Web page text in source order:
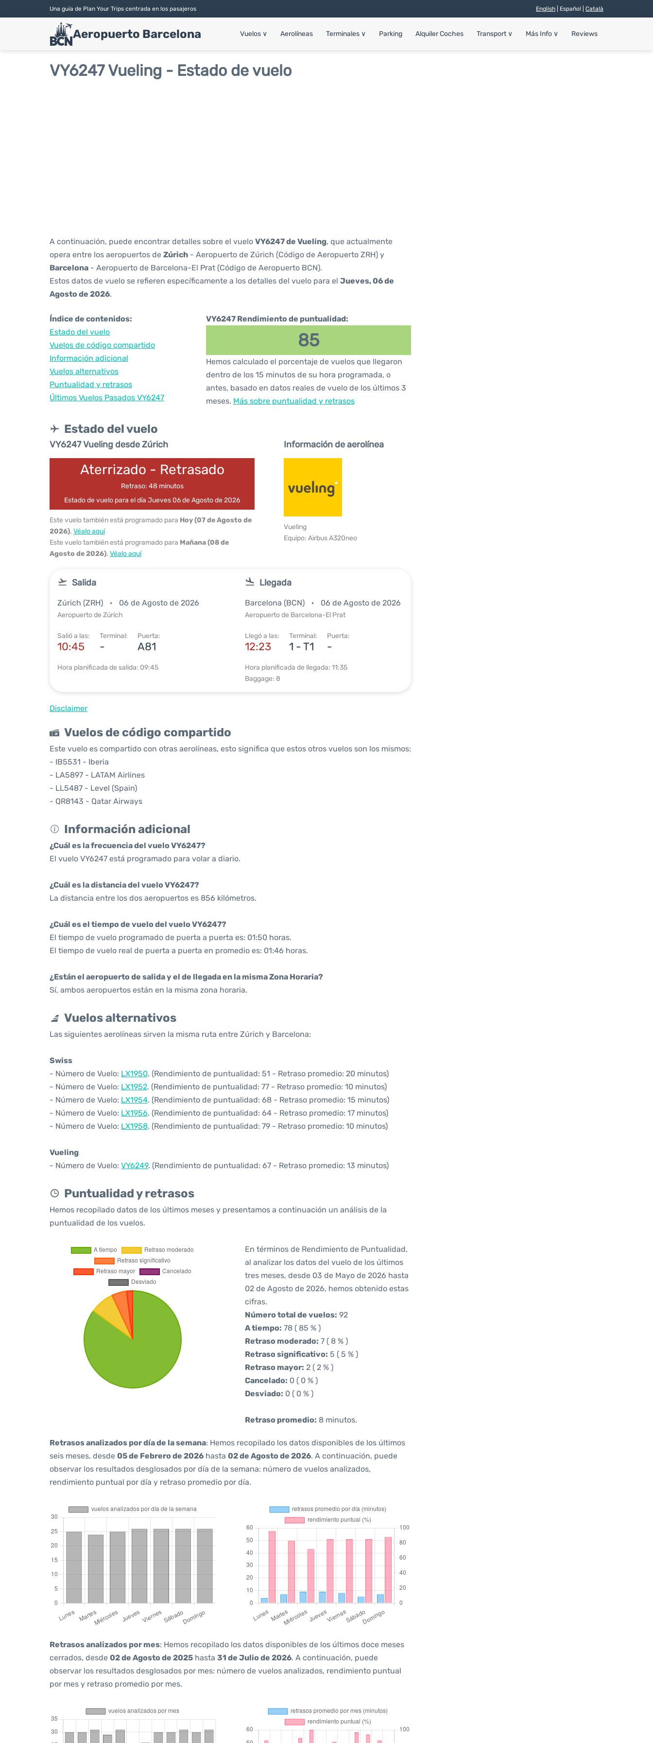
Una guía de Plan Your Trips centrada en los pasajeros English | Español | Català
Aeropuerto Barcelona Vuelos ∨ Aerolíneas Terminales ∨ Parking Alquiler Coches Transport ∨ Más Info ∨ Reviews
VY6247 Vueling - Estado de vuelo
A continuación, puede encontrar detalles sobre el vuelo VY6247 de Vueling, que actualmente
opera entre los aeropuertos de Zúrich - Aeropuerto de Zúrich (Código de Aeropuerto ZRH) y
Barcelona - Aeropuerto de Barcelona-El Prat (Código de Aeropuerto BCN).
Estos datos de vuelo se refieren específicamente a los detalles del vuelo para el Jueves, 06 de
Agosto de 2026.
Índice de contenidos:
Estado del vuelo
Vuelos de código compartido
Información adicional
Vuelos alternativos
Puntualidad y retrasos
Últimos Vuelos Pasados VY6247
VY6247 Rendimiento de puntualidad:
85
Hemos calculado el porcentaje de vuelos que llegaron
dentro de los 15 minutos de su hora programada, o
antes, basado en datos reales de vuelo de los últimos 3
meses. Más sobre puntualidad y retrasos
Estado del vuelo
VY6247 Vueling desde Zúrich
Aterrizado - Retrasado
Retraso: 48 minutos
Estado de vuelo para el día Jueves 06 de Agosto de 2026
Este vuelo también está programado para Hoy (07 de Agosto de
2026). Véalo aquí
Este vuelo también está programado para Mañana (08 de
Agosto de 2026). Véalo aquí
Información de aerolínea
Vueling
Equipo: Airbus A320neo
Salida
Zúrich (ZRH) 06 de Agosto de 2026
Aeropuerto de Zúrich
Salió a las:
10:45
Terminal:
-
Puerta:
A81
Hora planificada de salida: 09:45
Llegada
Barcelona (BCN) 06 de Agosto de 2026
Aeropuerto de Barcelona-El Prat
Llegó a las:
12:23
Terminal:
1 - T1
Puerta:
-
Hora planificada de llegada: 11:35
Baggage: 8
Disclaimer
Vuelos de código compartido
Este vuelo es compartido con otras aerolíneas, esto significa que estos otros vuelos son los mismos:
- IB5531 - Iberia
- LA5897 - LATAM Airlines
- LL5487 - Level (Spain)
- QR8143 - Qatar Airways
Información adicional
¿Cuál es la frecuencia del vuelo VY6247?
El vuelo VY6247 está programado para volar a diario.
¿Cuál es la distancia del vuelo VY6247?
La distancia entre los dos aeropuertos es 856 kilómetros.
¿Cuál es el tiempo de vuelo del vuelo VY6247?
El tiempo de vuelo programado de puerta a puerta es: 01:50 horas.
El tiempo de vuelo real de puerta a puerta en promedio es: 01:46 horas.
¿Están el aeropuerto de salida y el de llegada en la misma Zona Horaria?
Sí, ambos aeropuertos están en la misma zona horaria.
Vuelos alternativos
Las siguientes aerolíneas sirven la misma ruta entre Zúrich y Barcelona:
Swiss
- Número de Vuelo: LX1950. (Rendimiento de puntualidad: 51 - Retraso promedio: 20 minutos)
- Número de Vuelo: LX1952. (Rendimiento de puntualidad: 77 - Retraso promedio: 10 minutos)
- Número de Vuelo: LX1954. (Rendimiento de puntualidad: 68 - Retraso promedio: 15 minutos)
- Número de Vuelo: LX1956. (Rendimiento de puntualidad: 64 - Retraso promedio: 17 minutos)
- Número de Vuelo: LX1958. (Rendimiento de puntualidad: 79 - Retraso promedio: 10 minutos)
Vueling
- Número de Vuelo: VY6249. (Rendimiento de puntualidad: 67 - Retraso promedio: 13 minutos)
Puntualidad y retrasos
Hemos recopilado datos de los últimos meses y presentamos a continuación un análisis de la
puntualidad de los vuelos.
En términos de Rendimiento de Puntualidad,
al analizar los datos del vuelo de los últimos
tres meses, desde 03 de Mayo de 2026 hasta
02 de Agosto de 2026, hemos obtenido estas
cifras.
Número total de vuelos: 92
A tiempo: 78 ( 85 % )
Retraso moderado: 7 ( 8 % )
Retraso significativo: 5 ( 5 % )
Retraso mayor: 2 ( 2 % )
Cancelado: 0 ( 0 % )
Desviado: 0 ( 0 % )
Retraso promedio: 8 minutos.
Retrasos analizados por día de la semana: Hemos recopilado los datos disponibles de los últimos
seis meses, desde 05 de Febrero de 2026 hasta 02 de Agosto de 2026. A continuación, puede
observar los resultados desglosados por día de la semana: número de vuelos analizados,
rendimiento puntual por día y retraso promedio por día.
Retrasos analizados por mes: Hemos recopilado los datos disponibles de los últimos doce meses
cerrados, desde 02 de Agosto de 2025 hasta 31 de Julio de 2026. A continuación, puede
observar los resultados desglosados por mes: número de vuelos analizados, rendimiento puntual
por mes y retraso promedio por mes.